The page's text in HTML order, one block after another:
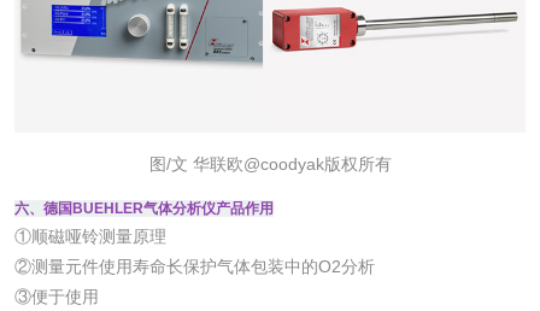
图/文 华联欧@coodyak版权所有
六、德国BUEHLER气体分析仪产品作用
①顺磁哑铃测量原理
②测量元件使用寿命长保护气体包装中的O2分析
③便于使用